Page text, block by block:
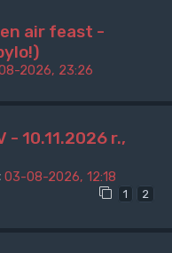
air feast -
2026, 23:26
- 10.11.2026 r.,
03-08-2026, 12:18
1 2